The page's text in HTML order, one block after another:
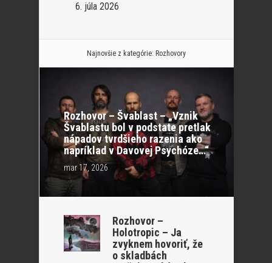
6. júla 2026
Najnovšie z kategórie: Rozhovory
Rozhovor – Švablast – „Vznik
Švablastu bol v podstate pretlak
nápadov tvrdšieho razenia ako
napríklad v Davovej Psychóze…“
mar 17, 2026
Rozhovor –
Holotropic – Ja
zvyknem hovoriť, že
o skladbách